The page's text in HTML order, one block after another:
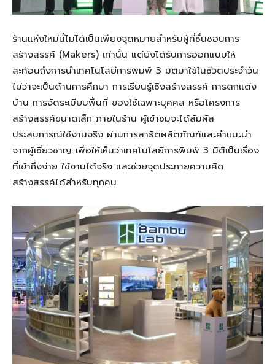
ร้านแห่งใหม่นี้ไม่ได้เป็นเพียงจุดหมายสำหรับผู้ที่ชื่นชอบการ
สร้างสรรค์ (Makers) เท่านั้น แต่ยังได้รับการออกแบบให้
สะท้อนถึงการนำเทคโนโลยีการพิมพ์ 3 มิติมาใช้ในชีวิตประจำวัน
ไม่ว่าจะเป็นด้านการศึกษา การเรียนรู้เชิงสร้างสรรค์ การตกแต่ง
บ้าน การจัดระเบียบพื้นที่ ของใช้เฉพาะบุคคล หรือโครงการ
สร้างสรรค์ขนาดเล็ก ภายในร้าน ผู้เข้าชมจะได้สัมผัส
ประสบการณ์ใช้งานจริง ผ่านการสาธิตผลิตภัณฑ์และคำแนะนำ
จากผู้เชี่ยวชาญ เพื่อให้เห็นว่าเทคโนโลยีการพิมพ์ 3 มิติเป็นเรื่อง
ที่เข้าถึงง่าย ใช้งานได้จริง และช่วยจุดประกายความคิด
สร้างสรรค์ได้สำหรับทุกคน